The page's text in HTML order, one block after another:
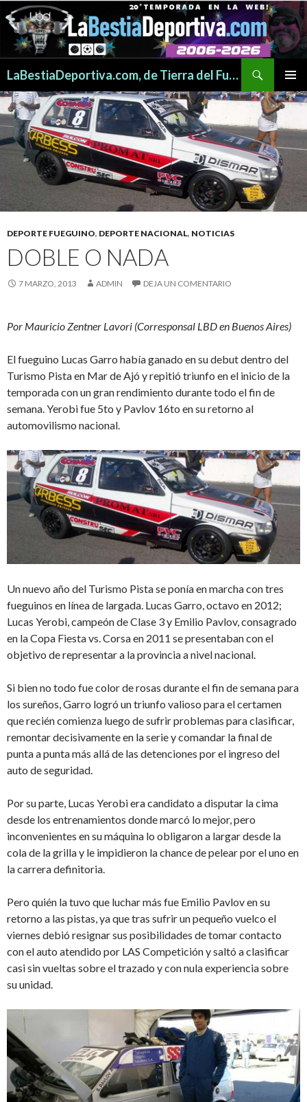
LaBestiaDeportiva.com, de Tierra del Fuego para todo el mundo
MENÚ
AL
CONTENIDO
DEPORTE FUEGUINO, DEPORTE NACIONAL, NOTICIAS
DOBLE O NADA
7 MARZO, 2013 ADMIN DEJA UN COMENTARIO
Por Mauricio Zentner Lavori (Corresponsal LBD en Buenos Aires)
El fueguino Lucas Garro había ganado en su debut dentro del
Turismo Pista en Mar de Ajó y repitió triunfo en el inicio de la
temporada con un gran rendimiento durante todo el fin de
semana. Yerobi fue 5to y Pavlov 16to en su retorno al
automovilismo nacional.
Un nuevo año del Turismo Pista se ponía en marcha con tres
fueguinos en línea de largada. Lucas Garro, octavo en 2012;
Lucas Yerobi, campeón de Clase 3 y Emilio Pavlov, consagrado
en la Copa Fiesta vs. Corsa en 2011 se presentaban con el
objetivo de representar a la provincia a nivel nacional.
Si bien no todo fue color de rosas durante el fin de semana para
los sureños, Garro logró un triunfo valioso para el certamen
que recién comienza luego de sufrir problemas para clasificar,
remontar decisivamente en la serie y comandar la final de
punta a punta más allá de las detenciones por el ingreso del
auto de seguridad.
Por su parte, Lucas Yerobi era candidato a disputar la cima
desde los entrenamientos donde marcó lo mejor, pero
inconvenientes en su máquina lo obligaron a largar desde la
cola de la grilla y le impidieron la chance de pelear por el uno en
la carrera definitoria.
Pero quién la tuvo que luchar más fue Emilio Pavlov en su
retorno a las pistas, ya que tras sufrir un pequeño vuelco el
viernes debió resignar sus posibilidades de tomar contacto
con el auto atendido por LAS Competición y saltó a clasificar
casi sin vueltas sobre el trazado y con nula experiencia sobre
su unidad.